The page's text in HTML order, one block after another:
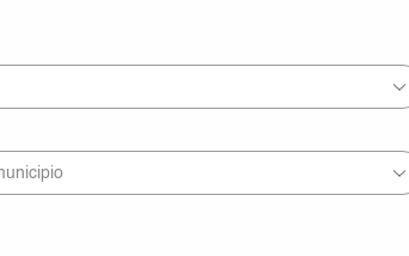
€1,22
3 personas revisando este producto ahora
Este producto puede ser entregado en Pinar del
Mayabeque, La Habana, Matanzas, Cienfuegos,